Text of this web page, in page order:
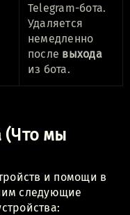
Telegram-бота.
Удаляется
немедленно
после выхода
из бота.
(Что мы
и помощи в
следующие